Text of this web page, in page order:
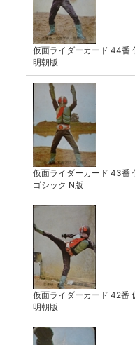
仮面ライダーカード 44
明朝版
仮面ライダーカード 43
ゴシック N版
仮面ライダーカード 42
明朝版